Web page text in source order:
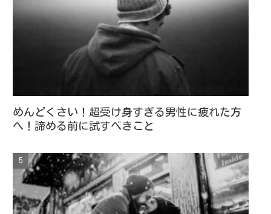
めんどくさい！超受け身すぎる男性に疲れた方
へ！諦める前に試すべきこと